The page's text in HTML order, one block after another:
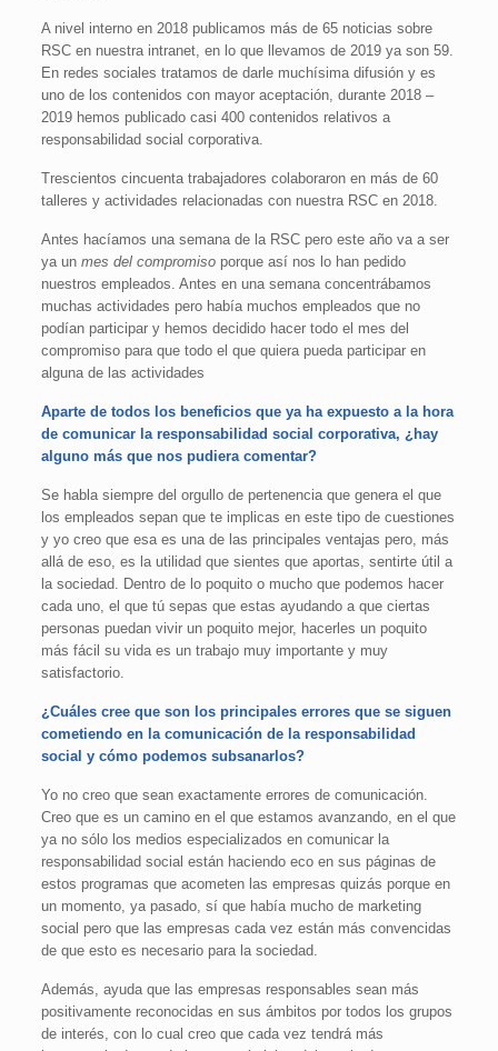
A nivel interno en 2018 publicamos más de 65 noticias sobre
RSC en nuestra intranet, en lo que llevamos de 2019 ya son 59.
En redes sociales tratamos de darle muchísima difusión y es
uno de los contenidos con mayor aceptación, durante 2018 –
2019 hemos publicado casi 400 contenidos relativos a
responsabilidad social corporativa.
Trescientos cincuenta trabajadores colaboraron en más de 60
talleres y actividades relacionadas con nuestra RSC en 2018.
Antes hacíamos una semana de la RSC pero este año va a ser
ya unmes del compromiso porque así nos lo han pedido
nuestros empleados. Antes en una semana concentrábamos
muchas actividades pero había muchos empleados que no
podían participar y hemos decidido hacer todo el mes del
compromiso para que todo el que quiera pueda participar en
alguna de las actividades
Aparte de todos los beneficios que ya ha expuesto a la hora
de comunicar la responsabilidad social corporativa, ¿hay
alguno más que nos pudiera comentar?
Se habla siempre del orgullo de pertenencia que genera el que
los empleados sepan que te implicas en este tipo de cuestiones
y yo creo que esa es una de las principales ventajas pero, más
allá de eso, es la utilidad que sientes que aportas, sentirte útil a
la sociedad. Dentro de lo poquito o mucho que podemos hacer
cada uno, el que tú sepas que estas ayudando a que ciertas
personas puedan vivir un poquito mejor, hacerles un poquito
más fácil su vida es un trabajo muy importante y muy
satisfactorio.
¿Cuáles cree que son los principales errores que se siguen
cometiendo en la comunicación de la responsabilidad
social y cómo podemos subsanarlos?
Yo no creo que sean exactamente errores de comunicación.
Creo que es un camino en el que estamos avanzando, en el que
ya no sólo los medios especializados en comunicar la
responsabilidad social están haciendo eco en sus páginas de
estos programas que acometen las empresas quizás porque en
un momento, ya pasado, sí que había mucho de marketing
social pero que las empresas cada vez están más convencidas
de que esto es necesario para la sociedad.
Además, ayuda que las empresas responsables sean más
positivamente reconocidas en sus ámbitos por todos los grupos
de interés, con lo cual creo que cada vez tendrá más